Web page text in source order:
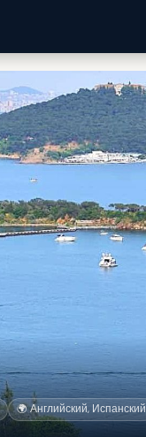
🌍 Английский, Испанский